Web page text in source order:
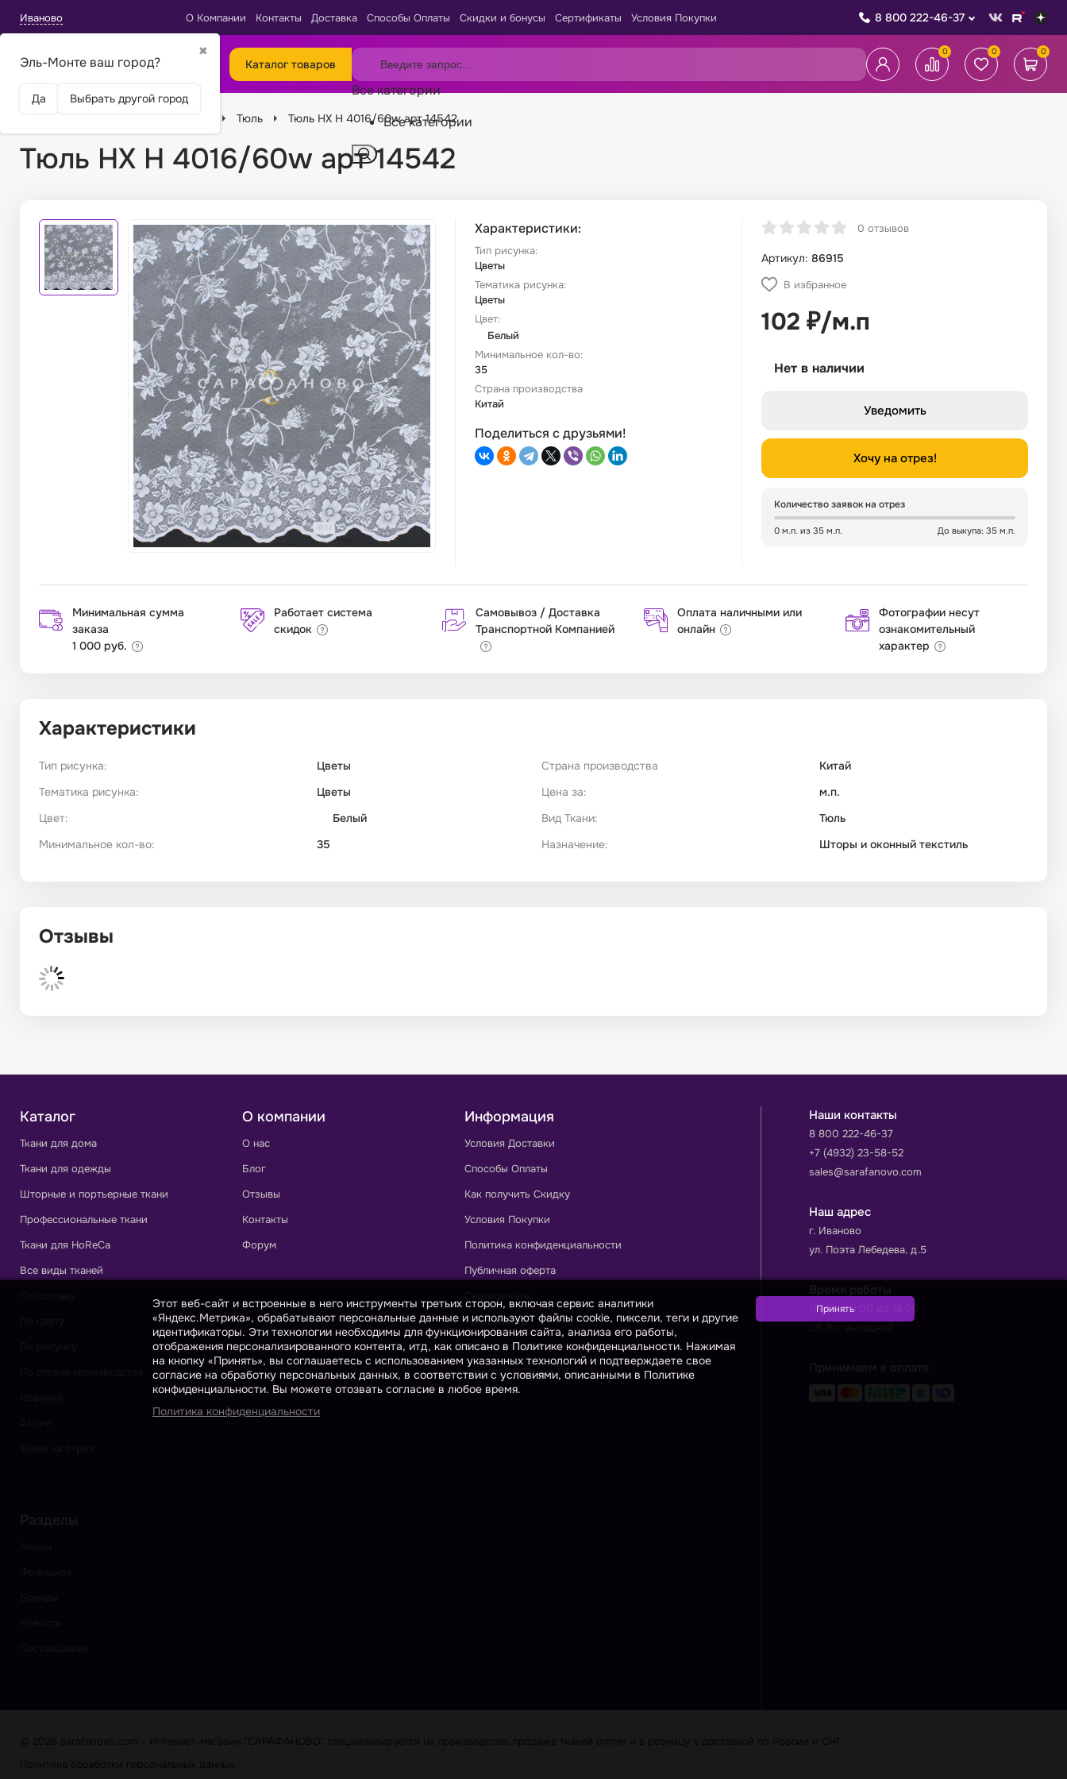
Иваново
✖
Эль-Монте ваш город?
Да Выбрать другой город
О Компании Контакты Доставка Способы Оплаты Скидки и бонусы Сертификаты Условия Покупки 8 800 222-46-37
Каталог товаров
Все категории
Все категории
0 0 0
Тюль Тюль HX H 4016/60w арт 14542
Тюль HX H 4016/60w арт 14542
Характеристики:
Тип рисунка:
Цветы
Тематика рисунка:
Цветы
Цвет:
Белый
Минимальное кол-во:
35
Страна производства
Китай
Поделиться с друзьями!
0 отзывов
Артикул: 86915
В избранное
102 ₽/м.п
Нет в наличии
Уведомить
Хочу на отрез!
Количество заявок на отрез
0 м.п. из 35 м.п. До выкупа: 35 м.п.
Минимальная сумма
заказа
1 000 руб.
Работает система
скидок
Самовывоз / Доставка
Транспортной Компанией
Оплата наличными или
онлайн
Фотографии несут
ознакомительный
характер
Характеристики
Тип рисунка:
Цветы
Тематика рисунка:
Цветы
Цвет:
Белый
Минимальное кол-во:
35
Страна производства
Китай
Цена за:
м.п.
Вид Ткани:
Тюль
Назначение:
Шторы и оконный текстиль
Отзывы
Каталог
Ткани для дома
Ткани для одежды
Шторные и портьерные ткани
Профессиональные ткани
Ткани для HoReCa
Все виды тканей
О компании
О нас
Блог
Отзывы
Контакты
Форум
Информация
Условия Доставки
Способы Оплаты
Как получить Скидку
Условия Покупки
Политика конфиденциальности
Публичная оферта
Калькулятор
Словарь тканей
Каталог ГОСТов и ТУ
Разделы
Наши контакты
8 800 222-46-37
+7 (4932) 23-58-52
sales@sarafanovo.com
Наш адрес
г. Иваново
ул. Поэта Лебедева, д.5
Время работы
Пн-Пт с 9.00 до 18.00
Принимаем к оплате
Этот веб-сайт и встроенные в него инструменты третьих сторон, включая сервис аналитики
«Яндекс.Метрика», обрабатывают персональные данные и используют файлы cookie, пиксели, теги и другие
идентификаторы. Эти технологии необходимы для функционирования сайта, анализа его работы,
отображения персонализированного контента, итд, как описано в Политике конфиденциальности. Нажимая
на кнопку «Принять», вы соглашаетесь с использованием указанных технологий и подтверждаете свое
согласие на обработку персональных данных, в соответствии с условиями, описанными в Политике
конфиденциальности. Вы можете отозвать согласие в любое время.
Политика конфиденциальности